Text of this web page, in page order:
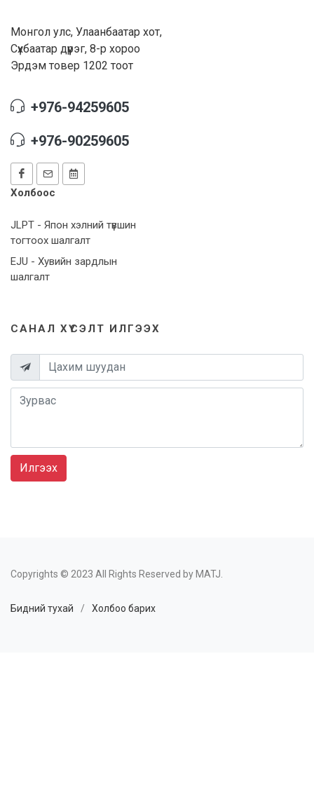
Монгол улс, Улаанбаатар хот,
Сүхбаатар дүүрэг, 8-р хороо
Эрдэм товер 1202 тоот
+976-94259605
+976-90259605
Холбоос
JLPT - Япон хэлний түвшин
тогтоох шалгалт
EJU - Хувийн зардлын
шалгалт
САНАЛ ХҮСЭЛТ ИЛГЭЭХ
Илгээх
Copyrights © 2023 All Rights Reserved by MATJ.
Бидний тухай / Холбоо барих